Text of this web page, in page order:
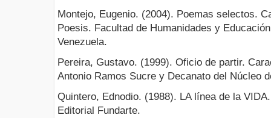
Montejo, Eugenio. (2004). Poemas selectos.
Poesis. Facultad de Humanidades y
Venezuela.
Pereira, Gustavo. (1999). Oficio de partir.
Antonio Ramos Sucre y Decanato del Núcleo
Quintero, Ednodio. (1988). LA línea de la
Editorial Fundarte.